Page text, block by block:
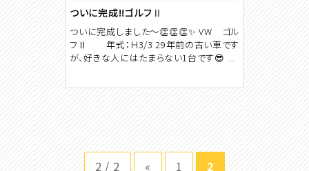
ついに完成!!ゴルフⅡ
ついに完成しました～👏👏👏✨ VW ゴル
フⅡ 年式：Ｈ3/3 29年前の古い車です
が、好きな人にはたまらない1台です😎 ...
2 / 2 « 1 2